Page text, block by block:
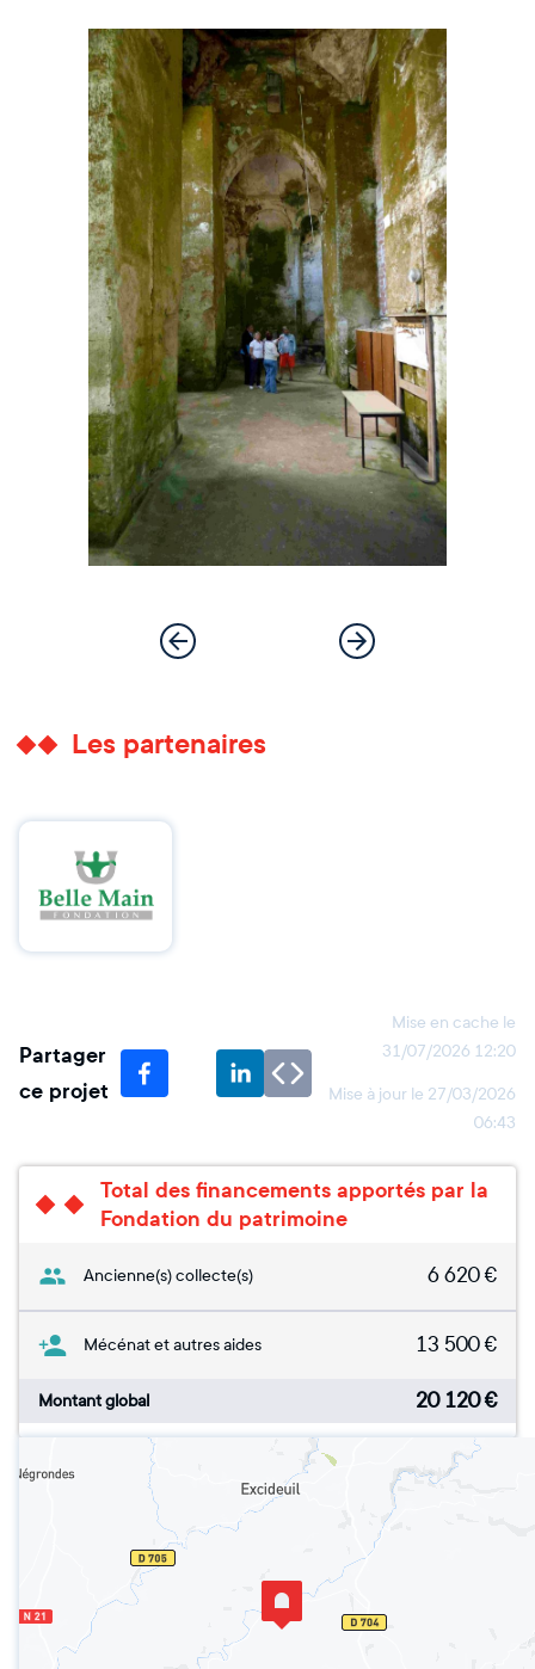
Les partenaires
Partager
ce projet
Mise en cache le
31/07/2026 12:20
Mise à jour le 27/03/2026
06:43
Total des financements apportés par la
Fondation du patrimoine
Ancienne(s) collecte(s) 6 620€
Mécénat et autres aides 13 500€
Montant global 20 120€